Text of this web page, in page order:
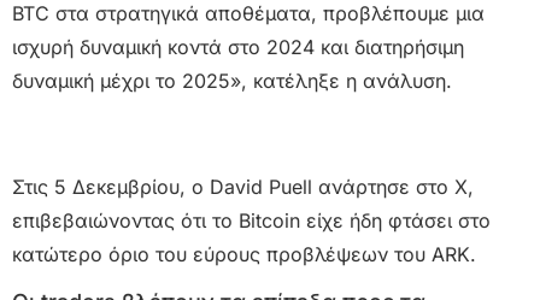
BTC στα στρατηγικά αποθέματα, προβλέπουμε μια
ισχυρή δυναμική κοντά στο 2024 και διατηρήσιμη
δυναμική μέχρι το 2025», κατέληξε η ανάλυση.
Στις 5 Δεκεμβρίου, ο David Puell ανάρτησε στο X,
επιβεβαιώνοντας ότι το Bitcoin είχε ήδη φτάσει στο
κατώτερο όριο του εύρους προβλέψεων του ARK.